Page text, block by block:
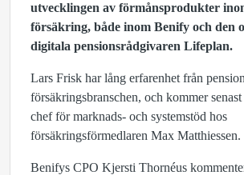
utvecklingen av förmånsprodukter
försäkring, både inom Benify och den
digitala pensionsrådgivaren Lifeplan.
Lars Frisk har lång erfarenhet från
försäkringsbranschen, och kommer
chef för marknads- och systemstöd hos
försäkringsförmedlaren Max Matthiessen.
Benifys CPO Kjersti Thornéus